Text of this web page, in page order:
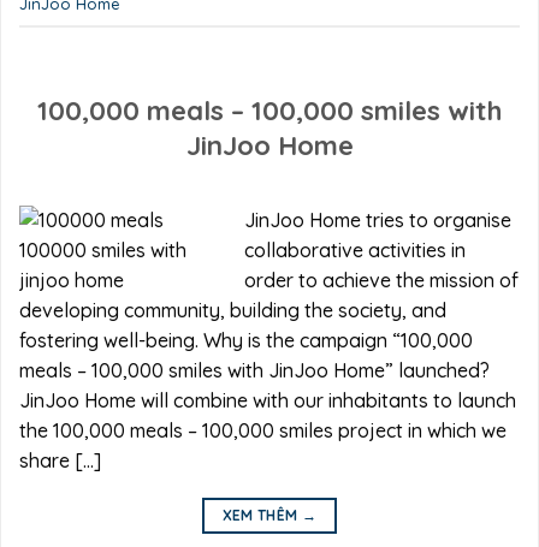
100,000 meals – 100,000 smiles with
JinJoo Home
JinJoo Home tries to organise
collaborative activities in
order to achieve the mission of
developing community, building the society, and
fostering well-being. Why is the campaign “100,000
meals – 100,000 smiles with JinJoo Home” launched?
JinJoo Home will combine with our inhabitants to launch
the 100,000 meals – 100,000 smiles project in which we
share […]
XEM THÊM →